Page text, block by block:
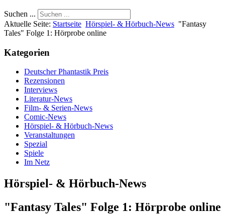
Suchen ...
Aktuelle Seite: Startseite Hörspiel- & Hörbuch-News "Fantasy
Tales" Folge 1: Hörprobe online
Kategorien
Deutscher Phantastik Preis
Rezensionen
Interviews
Literatur-News
Film- & Serien-News
Comic-News
Hörspiel- & Hörbuch-News
Veranstaltungen
Spezial
Spiele
Im Netz
Hörspiel- & Hörbuch-News
"Fantasy Tales" Folge 1: Hörprobe online